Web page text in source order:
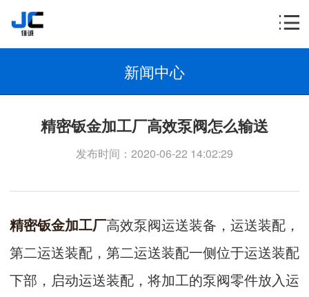
新闻中心
精密钣金加工厂高效泵阀怎么输送
发布时间：2020-06-22 14:02:29
精密钣金加工厂高效泵阀运送装备，运送装配，
第二运送装配，第二运送装配一侧位于运送装配
下部，启动运送装配，将加工的泵阀零件放入运